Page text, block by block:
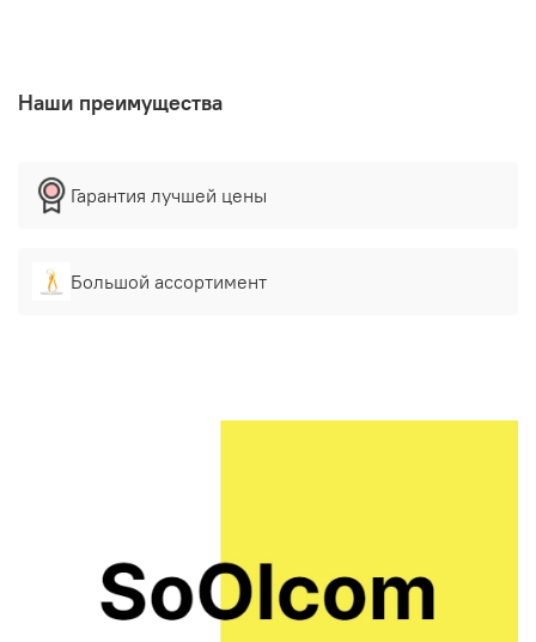
Наши преимущества
Гарантия лучшей цены
Большой ассортимент